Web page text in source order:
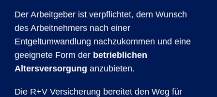
Der Arbeitgeber ist verpflichtet, dem Wunsch
des Arbeitnehmers nach einer
Entgeltumwandlung nachzukommen und eine
geeignete Form der betrieblichen
Altersversorgung anzubieten.
Die R+V Versicherung bereitet den Weg für